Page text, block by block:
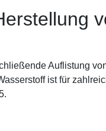
Auflistung
ist für